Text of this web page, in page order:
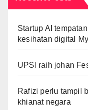
Startup AI
kesihatan digital
UPSI raih johan
Rafizi perlu tampil
khianat negara